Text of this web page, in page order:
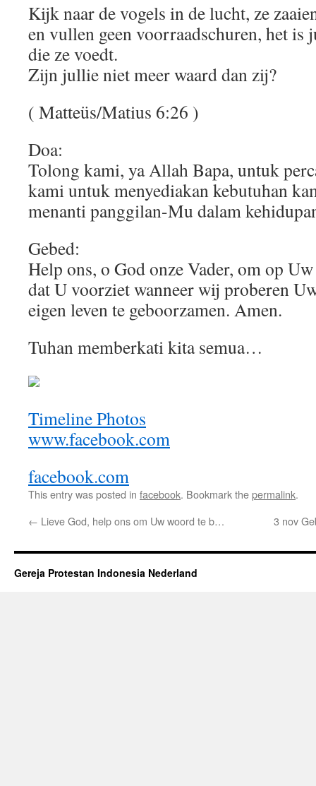
Kijk naar de vogels in de lucht, ze
en vullen geen voorraadschuren, het is
die ze voedt.
Zijn jullie niet meer waard dan zij?
( Matteüs/Matius 6:26 )
Doa:
Tolong kami, ya Allah Bapa, untuk
kami untuk menyediakan kebutuhan
menanti panggilan-Mu dalam
Gebed:
Help ons, o God onze Vader, om op
dat U voorziet wanneer wij proberen
eigen leven te geboorzamen. Amen.
Tuhan memberkati kita semua…
Timeline Photos
www.facebook.com
facebook.com
This entry was posted in facebook. Bookmark thepermalink.
← Lieve God, help ons om Uw woord te b… 3 nov
Gereja Protestan Indonesia Nederland